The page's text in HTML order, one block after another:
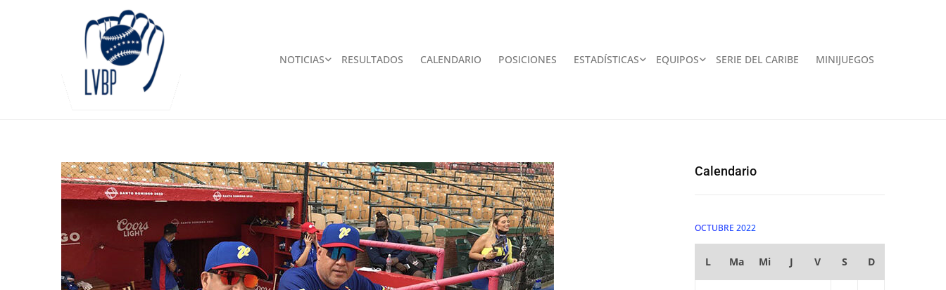
NOTICIAS RESULTADOS CALENDARIO POSICIONES ESTADÍSTICAS EQUIPOS SERIE DEL CARIBE MINIJUEGOS
Calendario
OCTUBRE 2022
L Ma Mi J V S D